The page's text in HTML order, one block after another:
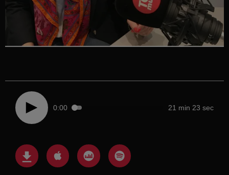
0:00 21 min 23 sec